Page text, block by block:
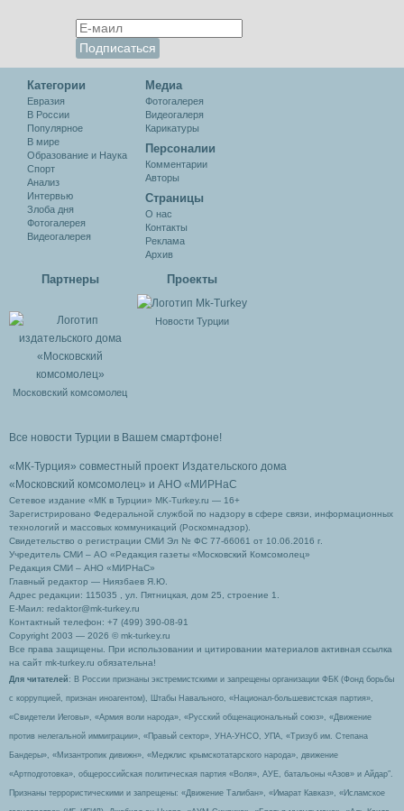
Категории
Евразия
В России
Популярное
В мире
Образование и Наука
Спорт
Анализ
Интервью
Злоба дня
Фотогалерея
Видеогалерея
Медиа
Фотогалерея
Видеогалеря
Карикатуры
Персоналии
Комментарии
Авторы
Cтраницы
О нас
Контакты
Реклама
Архив
Партнеры
Московский комсомолец
Проекты
Новости Турции
Все новости Турции в Вашем смартфоне!
«МК-Турция» совместный проект Издательского дома
«Московский комсомолец» и АНО «МИРНаС
Сетевое издание «МК в Турции» MK-Turkey.ru — 16+
Зарегистрировано Федеральной службой по надзору в сфере связи, информационных
технологий и массовых коммуникаций (Роскомнадзор).
Свидетельство о регистрации СМИ Эл № ФС 77-66061 от 10.06.2016 г.
Учредитель СМИ – АО «Редакция газеты «Московский Комсомолец»
Редакция СМИ – АНО «МИРНаС»
Главный редактор — Ниязбаев Я.Ю.
Адрес редакции: 115035 , ул. Пятницкая, дом 25, строение 1.
Е-Маил: redaktor@mk-turkey.ru
Контактный телефон: +7 (499) 390-08-91
Copyright 2003 — 2026 © mk-turkey.ru
Все права защищены. При использовании и цитировании материалов активная ссылка
на сайт mk-turkey.ru обязательна!
Для читателей : В России признаны экстремистскими и запрещены организации ФБК (Фонд борьбы
с коррупцией, признан иноагентом), Штабы Навального, «Национал-большевистская партия»,
«Свидетели Иеговы», «Армия воли народа», «Русский общенациональный союз», «Движение
против нелегальной иммиграции», «Правый сектор», УНА-УНСО, УПА, «Тризуб им. Степана
Бандеры», «Мизантропик дивижн», «Меджлис крымскотатарского народа», движение
«Артподготовка», общероссийская политическая партия «Воля», АУЕ, батальоны «Азов» и Айдар″.
Признаны террористическими и запрещены: «Движение Талибан», «Имарат Кавказ», «Исламское